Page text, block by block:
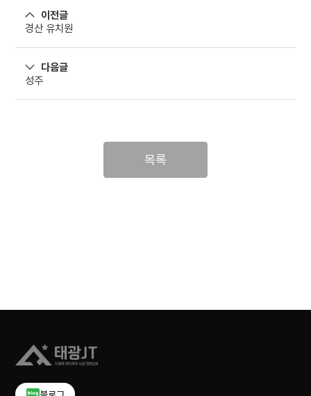
이전글
경산 유치원
다음글
성주
목록